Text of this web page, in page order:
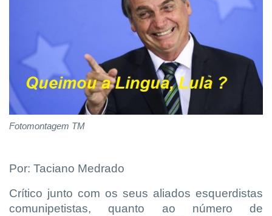
Fotomontagem TM
Por: Taciano Medrado
Crítico junto com os seus aliados esquerdistas
comunipetistas, quanto ao número de